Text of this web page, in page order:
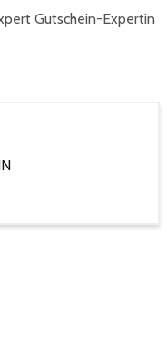
Gutschein-Expertin